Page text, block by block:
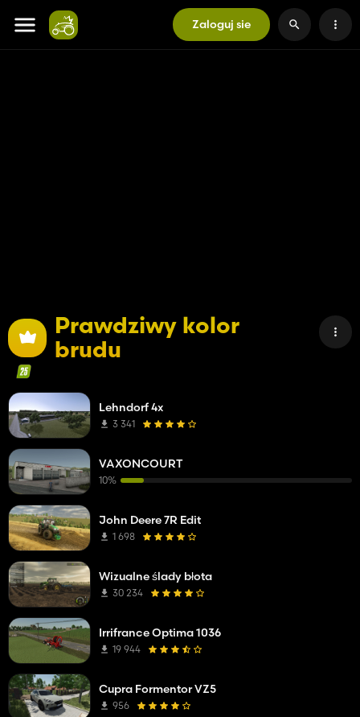
Zaloguj sie
Prawdziwy kolor
brudu
Lehndorf 4x
3 341
VAXONCOURT
10%
John Deere 7R Edit
1 698
Wizualne ślady błota
30 234
Irrifrance Optima 1036
19 944
Cupra Formentor VZ5
956